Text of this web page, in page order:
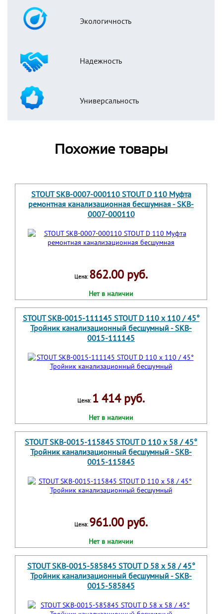
Экологичность
Надежность
Универсальность
Похожие товары
STOUT SKB-0007-000110 STOUT D 110 Муфта
ремонтная канализационная бесшумная - SKB-
0007-000110
Цена: 862.00 руб.
Нет в наличии
STOUT SKB-0015-111145 STOUT D 110 x 110 / 45°
Тройник канализационный бесшумный - SKB-
0015-111145
Цена: 1 414 руб.
Нет в наличии
STOUT SKB-0015-115845 STOUT D 110 x 58 / 45°
Тройник канализационный бесшумный - SKB-
0015-115845
Цена: 961.00 руб.
Нет в наличии
STOUT SKB-0015-585845 STOUT D 58 x 58 / 45°
Тройник канализационный бесшумный - SKB-
0015-585845